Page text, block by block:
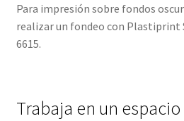
Para impresión sobre fondos
realizar un fondeo con Plastiprint
6615.
Trabaja en un